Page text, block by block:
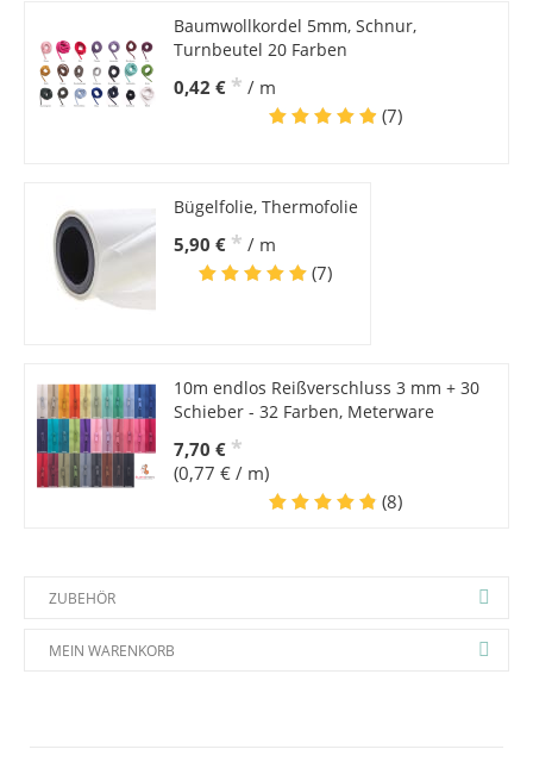
Baumwollkordel 5mm, Schnur,
Turnbeutel 20 Farben
0,42 € * / m
(7)
Bügelfolie, Thermofolie
5,90 € * / m
(7)
10m endlos Reißverschluss 3 mm + 30
Schieber - 32 Farben, Meterware
7,70 € *
(0,77 € / m)
(8)
ZUBEHÖR
MEIN WARENKORB